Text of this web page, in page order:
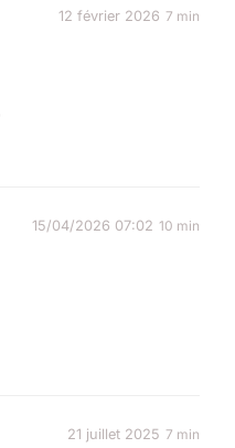
12 février 2026 7 min
15/04/2026 07:02 10 min
21 juillet 2025 7 min